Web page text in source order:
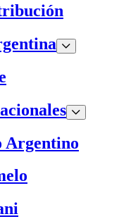
Argentino